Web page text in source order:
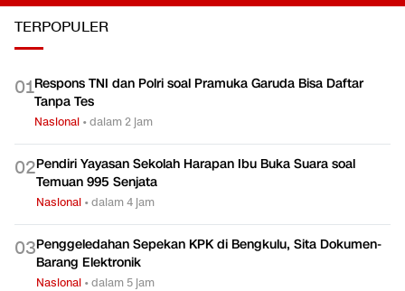
TERPOPULER
01Respons TNI dan Polri soal Pramuka Garuda Bisa Daftar
Tanpa Tes
Nasional •dalam 2 jam
02Pendiri Yayasan Sekolah Harapan Ibu Buka Suara soal
Temuan 995 Senjata
Nasional •dalam 4 jam
03Penggeledahan Sepekan KPK di Bengkulu, Sita Dokumen-
Barang Elektronik
Nasional •dalam 5 jam